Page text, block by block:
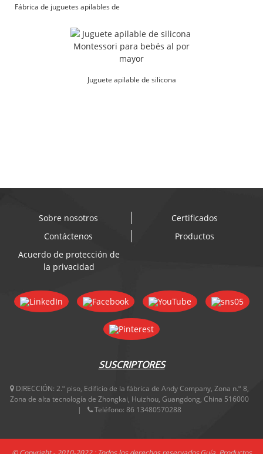
Fábrica de juguetes apilables de
Juguete apilable de silicona
Sobre nosotros
Certificados
Contáctenos
Productos
Acuerdo de protección de
la privacidad
SUSCRIPTORES
DIRECCIÓN: 2.º piso, Edificio de la fábrica de Andy Company, Zona n.º 8,
Zona de alta tecnología de Zhongkai, Huizhou, Guangdong, China 516000
Teléfono: 86 13480570288